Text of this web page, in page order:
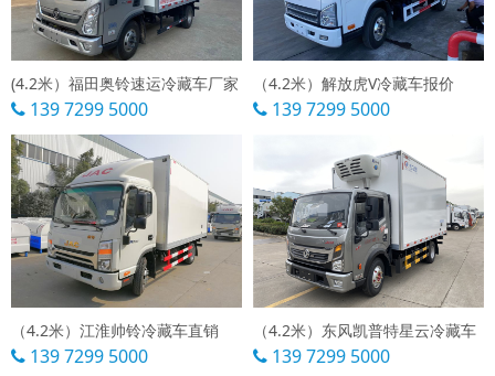
(4.2米）福田奥铃速运冷藏车厂家
139 7299 5000
（4.2米）解放虎V冷藏车报价
139 7299 5000
（4.2米）江淮帅铃冷藏车直销
139 7299 5000
（4.2米）东风凯普特星云冷藏车
139 7299 5000